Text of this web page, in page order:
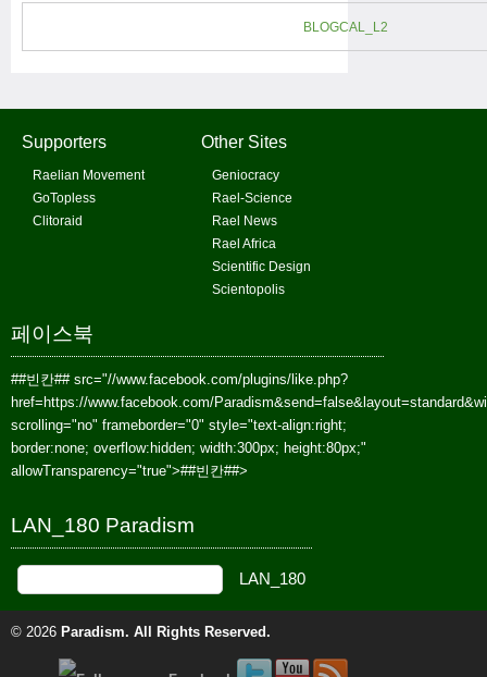
BLOGCAL_L2
Supporters
Raelian Movement
GoTopless
Clitoraid
Other Sites
Geniocracy
Rael-Science
Rael News
Rael Africa
Scientific Design
Scientopolis
페이스북
##빈칸##src="//www.facebook.com/plugins/like.php?
href=https://www.facebook.com/
scrolling="no" frameborder="0" style="text-align:right;
border:none; overflow:hidden; width:300px; height:80px;"
allowTransparency="true">##빈칸##>
LAN_180 Paradism
© 2026 Paradism. All Rights Reserved.